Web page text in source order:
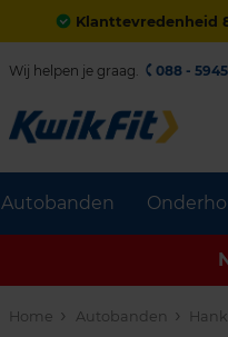
Klanttevredenheid
Autobanden
Wij helpen je graag. 088 -
Home Autobanden